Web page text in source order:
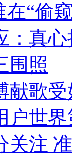
脚踢
在“偷
：真
围照
献歌受
户世
关注